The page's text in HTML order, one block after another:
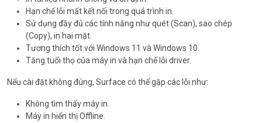
Hạn chế lỗi mất kết nối trong quá trình in.
Sử dụng đầy đủ các tính năng như quét (Scan), sao chép
(Copy), in hai mặt.
Tương thích tốt với Windows 11 và Windows 10.
Tăng tuổi thọ của máy in và hạn chế lỗi driver.
Nếu cài đặt không đúng, Surface có thể gặp các lỗi như:
Không tìm thấy máy in.
Máy in hiển thị Offline.